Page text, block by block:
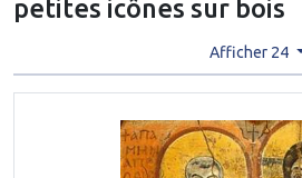
petites icônes sur bois
Afficher 24